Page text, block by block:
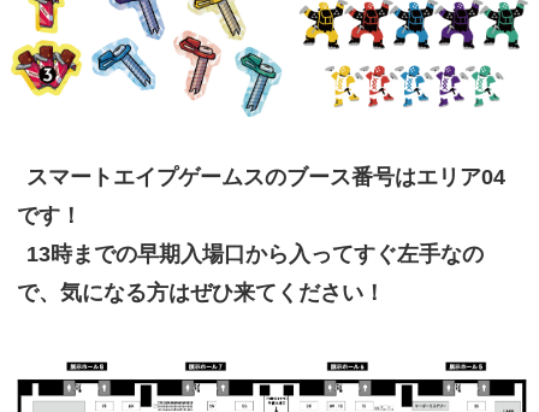
スマートエイプゲームスのブース番号はエリア04
です！
13時までの早期入場口から入ってすぐ左手なの
で、気になる方はぜひ来てください！